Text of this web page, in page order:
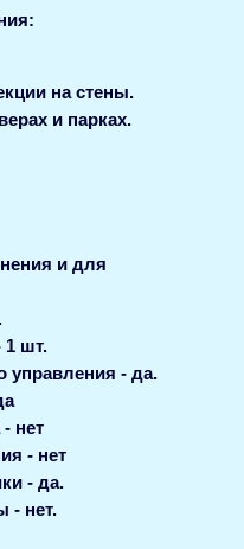
на стены.
и парках.
и для
1 шт.
управления - да.
нет
- нет
- да.
- нет.